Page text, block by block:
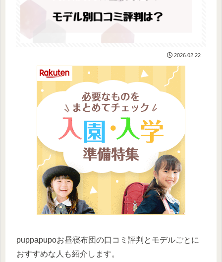
2026.02.22
puppapupoお昼寝布団の口コミ評判とモデルごとに
おすすめな人も紹介します。